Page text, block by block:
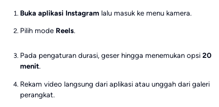
Buka aplikasi Instagramlalu masuk ke menu kamera.
Pilih mode Reels.
Pada pengaturan durasi, geser hingga menemukan opsi 20
menit.
Rekam video langsung dari aplikasi atau unggah dari galeri
perangkat.